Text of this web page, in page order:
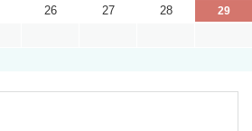
26 27 28
29